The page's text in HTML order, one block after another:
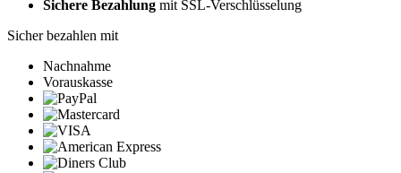
Sichere Bezahlung mit SSL-Verschlüsselung
Sicher bezahlen mit
Nachnahme
Vorauskasse